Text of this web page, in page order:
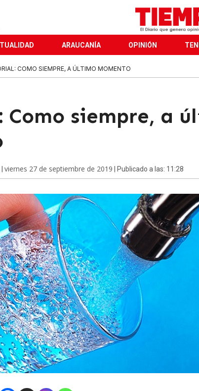
ARAUCANÍA OPINIÓN
COMO SIEMPRE, A ÚLTIMO MOMENTO
siempre, a
viernes 27 de septiembre de 2019 | Publicado a las: 11:28